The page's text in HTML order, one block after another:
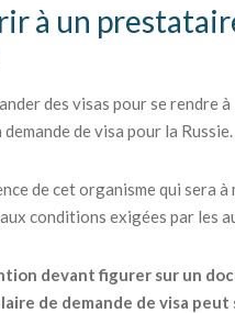
à un
des visas pour se
de visa pour la Russie.
de cet organisme qui sera à
conditions exigées par les
devant figurer sur un
de demande de visa